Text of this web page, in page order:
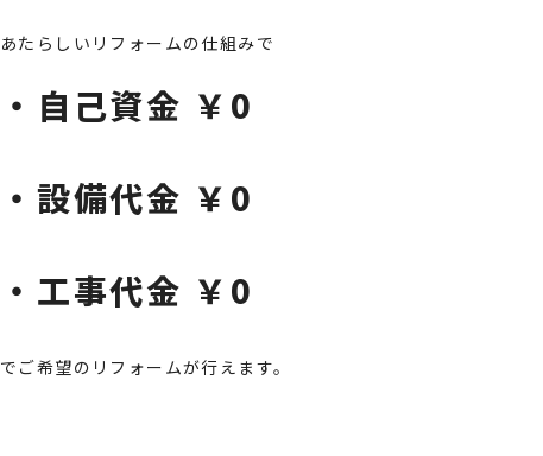
あたらしいリフォームの仕組みで
・自己資金 ￥0
・設備代金 ￥0
・工事代金 ￥0
でご希望のリフォームが行えます。